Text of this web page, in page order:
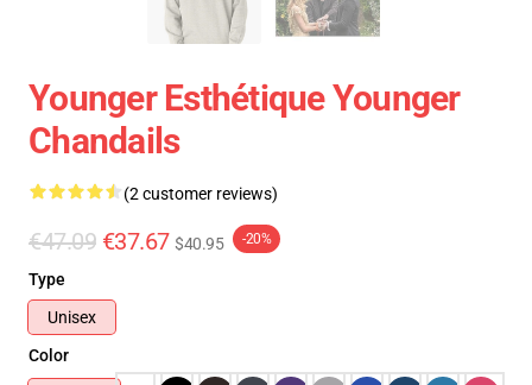
Younger Esthétique Younger
Chandails
(2 customer reviews)
€47.09 €37.67 $40.95 -20%
Type
Unisex
Color